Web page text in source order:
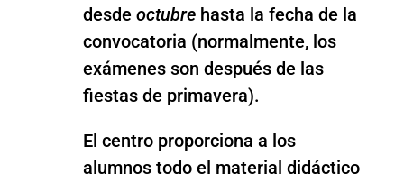
desde octubre hasta la fecha de la
convocatoria (normalmente, los
exámenes son después de las
fiestas de primavera).
El centro proporciona a los
alumnos todo el material didáctico